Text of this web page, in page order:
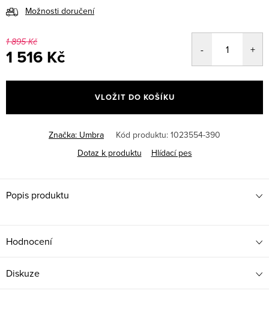
Možnosti doručení
1 895 Kč
1 516 Kč
cena:
VLOŽIT DO KOŠÍKU
Značka: Umbra Kód produktu: 1023554-390
Dotaz k produktu
Hlídací pes
Popis produktu
Hodnocení
Diskuze